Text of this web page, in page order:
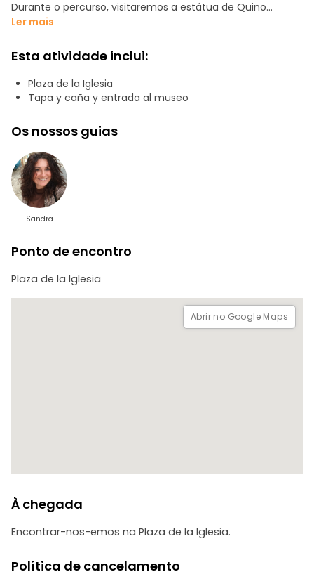
Durante o percurso, visitaremos a estátua de Quino
Romero, o monólito dos mergulhadores, a figura de
Tres Gracias, situada junto à igreja.
Ao longo do percurso, ficaremos a conhecer não só as
obras, mas também as histórias, anedotas e o significado
por detrás de cada uma delas.
Falgueras, onde se encontra a sua obra mais íntima e
um pequeno vídeo, descobriremos a vida e a carreira
deste grande artista.
A visita inclui a totalidade da visita guiada e a entrada na
sala de exposições.
Ler mais
Esta atividade inclui:
Plaza de la Iglesia
Tapa y caña y entrada al museo
Os nossos guias
Sandra
Ponto de encontro
Plaza de la Iglesia
Abrir no Google Maps
À chegada
Encontrar-nos-emos na Plaza de la Iglesia.
Política de cancelamento